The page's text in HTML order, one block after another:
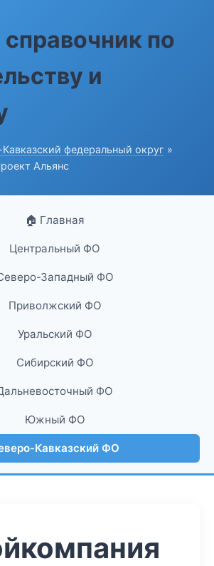
по
и
федеральный округ »
Альянс
🏠 Главная
Центральный ФО
Западный ФО
Приволжский ФО
Уральский ФО
Сибирский ФО
ФО
Южный ФО
Кавказский ФО